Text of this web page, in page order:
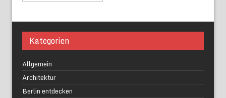
Kategorien
Allgemein
Architektur
Berlin entdecken